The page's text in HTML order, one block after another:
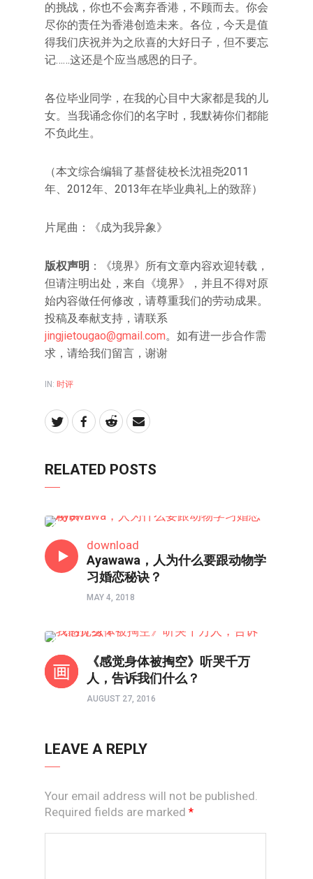
的挑战，你也不会离弃香港，不顾而去。你会
尽你的责任为香港创造未来。各位，今天是值
得我们庆祝并为之欣喜的大好日子，但不要忘
记……这还是个应当感恩的日子。
各位毕业同学，在我的心目中大家都是我的儿
女。当我诵念你们的名字时，我默祷你们都能
不负此生。
（本文综合编辑了基督徒校长沈祖尧2011
年、2012年、2013年在毕业典礼上的致辞）
片尾曲：《成为我异象》
版权声明 ：《境界》所有文章内容欢迎转载，
但请注明出处，来自《境界》，并且不得对原
始内容做任何修改，请尊重我们的劳动成果。
投稿及奉献支持，请联系
jingjietougao@gmail.com。如有进一步合作需
求，请给我们留言，谢谢
IN: 时评
RELATED POSTS
download
Ayawawa，人为什么要跟动物学
习婚恋秘诀？
MAY 4, 2018
《感觉身体被掏空》听哭千万
人，告诉我们什么？
AUGUST 27, 2016
LEAVE A REPLY
Your email address will not be published.
Required fields are marked *